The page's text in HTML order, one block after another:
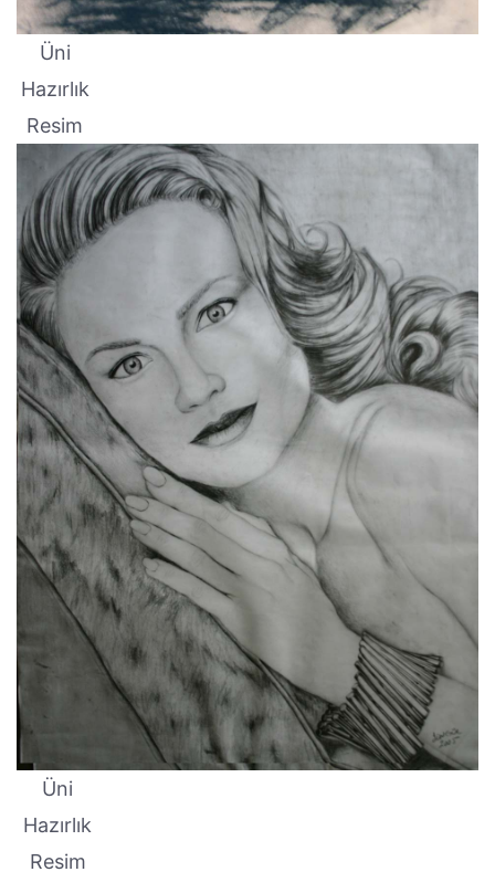
Üni
Hazırlık
Resim
Üni
Hazırlık
Resim